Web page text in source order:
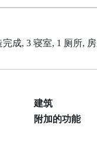
成, 3 寝室, 1 厕所,
建筑
附加的功能